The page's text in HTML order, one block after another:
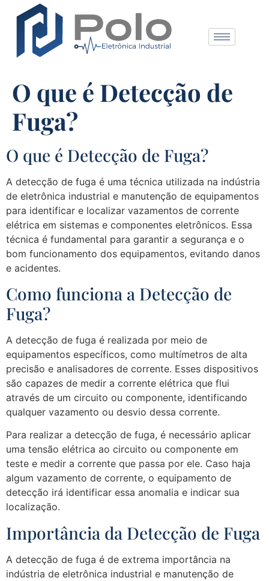
O que é Detecção de
Fuga?
O que é Detecção de Fuga?
A detecção de fuga é uma técnica utilizada na indústria
de eletrônica industrial e manutenção de equipamentos
para identificar e localizar vazamentos de corrente
elétrica em sistemas e componentes eletrônicos. Essa
técnica é fundamental para garantir a segurança e o
bom funcionamento dos equipamentos, evitando danos
e acidentes.
Como funciona a Detecção de
Fuga?
A detecção de fuga é realizada por meio de
equipamentos específicos, como multímetros de alta
precisão e analisadores de corrente. Esses dispositivos
são capazes de medir a corrente elétrica que flui
através de um circuito ou componente, identificando
qualquer vazamento ou desvio dessa corrente.
Para realizar a detecção de fuga, é necessário aplicar
uma tensão elétrica ao circuito ou componente em
teste e medir a corrente que passa por ele. Caso haja
algum vazamento de corrente, o equipamento de
detecção irá identificar essa anomalia e indicar sua
localização.
Importância da Detecção de Fuga
A detecção de fuga é de extrema importância na
indústria de eletrônica industrial e manutenção de